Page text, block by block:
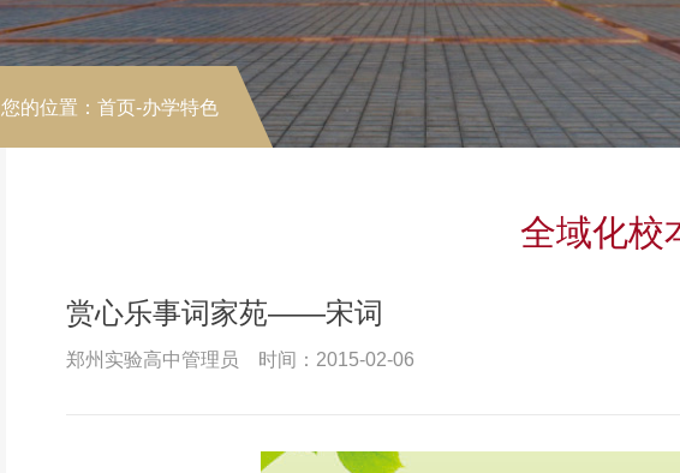
您的位置：首页-办学特色
全域化校
赏心乐事词家苑——宋词
郑州实验高中管理员 时间：2015-02-06